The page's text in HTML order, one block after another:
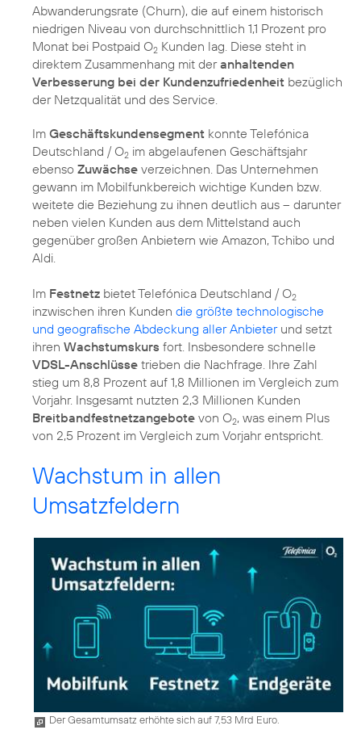
Abwanderungsrate (Churn), die auf einem historisch
niedrigen Niveau von durchschnittlich 1,1 Prozent pro
Monat bei Postpaid O2 Kunden lag. Diese steht in
direktem Zusammenhang mit deranhaltenden
Verbesserung bei der Kundenzufriedenheit bezüglich
der Netzqualität und des Service.
Im Geschäftskundensegment konnte Telefónica
Deutschland / O2 im abgelaufenen Geschäftsjahr
ebenso Zuwächse verzeichnen. Das Unternehmen
gewann im Mobilfunkbereich wichtige Kunden bzw.
weitete die Beziehung zu ihnen deutlich aus – darunter
neben vielen Kunden aus dem Mittelstand auch
gegenüber großen Anbietern wie Amazon, Tchibo und
Aldi.
Im Festnetz bietet Telefónica Deutschland / O2
inzwischen ihren Kunden die größte technologische
und geografische Abdeckung aller Anbieterund setzt
ihren Wachstumskurs fort. Insbesondere schnelle
VDSL-Anschlüsse trieben die Nachfrage. Ihre Zahl
stieg um 8,8 Prozent auf 1,8 Millionen im Vergleich zum
Vorjahr. Insgesamt nutzten 2,3 Millionen Kunden
Breitbandfestnetzangebote von O2, was einem Plus
von 2,5 Prozent im Vergleich zum Vorjahr entspricht.
Wachstum in allen
Umsatzfeldern
Der Gesamtumsatz erhöhte sich auf 7,53 Mrd Euro.